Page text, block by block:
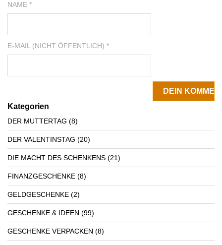
NAME *
E-MAIL (NICHT ÖFFENTLICH) *
Kategorien
DER MUTTERTAG (8)
DER VALENTINSTAG (20)
DIE MACHT DES SCHENKENS (21)
FINANZGESCHENKE (8)
GELDGESCHENKE (2)
GESCHENKE & IDEEN (99)
GESCHENKE VERPACKEN (8)